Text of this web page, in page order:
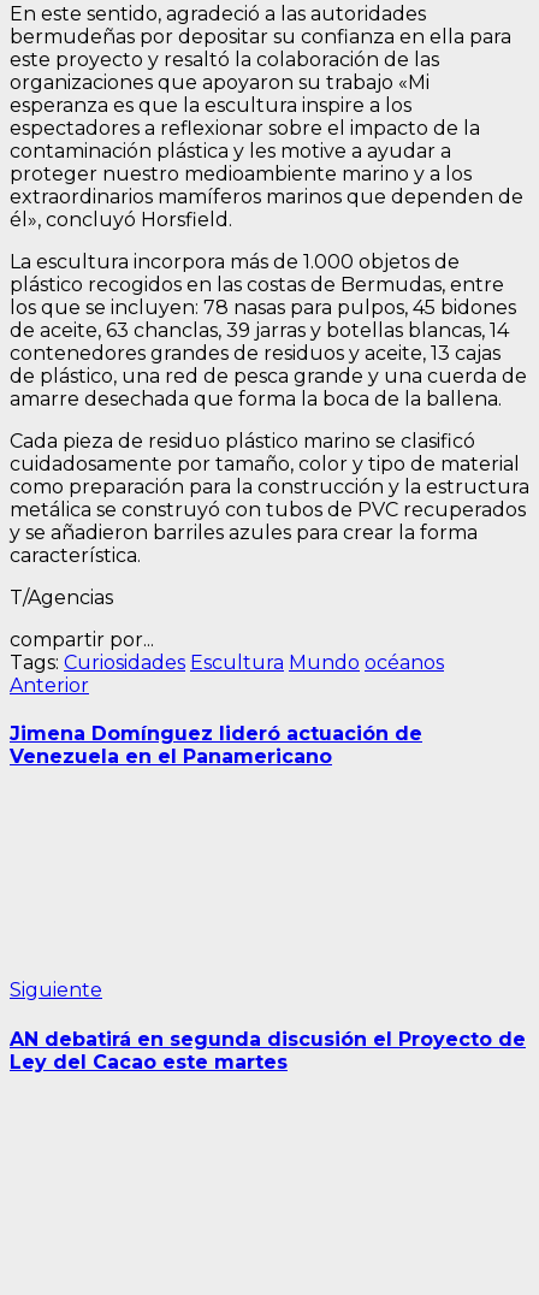
En este sentido, agradeció a las autoridades
bermudeñas por depositar su confianza en ella para
este proyecto y resaltó la colaboración de las
organizaciones que apoyaron su trabajo «Mi
esperanza es que la escultura inspire a los
espectadores a reflexionar sobre el impacto de la
contaminación plástica y les motive a ayudar a
proteger nuestro medioambiente marino y a los
extraordinarios mamíferos marinos que dependen de
él», concluyó Horsfield.
La escultura incorpora más de 1.000 objetos de
plástico recogidos en las costas de Bermudas, entre
los que se incluyen: 78 nasas para pulpos, 45 bidones
de aceite, 63 chanclas, 39 jarras y botellas blancas, 14
contenedores grandes de residuos y aceite, 13 cajas
de plástico, una red de pesca grande y una cuerda de
amarre desechada que forma la boca de la ballena.
Cada pieza de residuo plástico marino se clasificó
cuidadosamente por tamaño, color y tipo de material
como preparación para la construcción y la estructura
metálica se construyó con tubos de PVC recuperados
y se añadieron barriles azules para crear la forma
característica.
T/Agencias
compartir por...
Tags: Curiosidades Escultura Mundo océanos
Navegación
de
entradas
AnteriorEntrada
Jimena Domínguez lideró actuación de
Venezuela en el Panamericano
Siguiente
AN debatirá en segunda discusión el Proyecto de
Ley del Cacao este martes